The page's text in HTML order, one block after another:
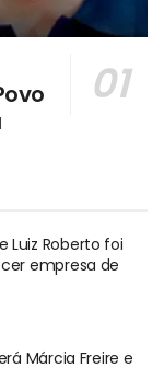
Luiz Roberto foi
empresa de
Márcia Freire e